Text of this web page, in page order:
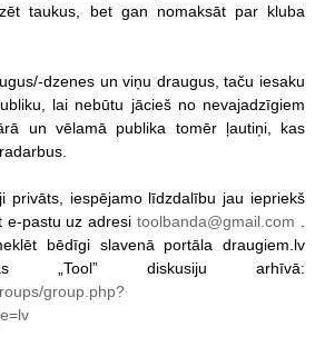
taukus, bet gan nomaksāt par kluba
dzenes un viņu draugus, taču iesaku
lai nebūtu jācieš no nevajadzīgiem
un vēlamā publika tomēr ļautiņi, kas
privāts, iespējamo līdzdalību jau iepriekš
e-pastu uz adresitoolbanda@gmail.com
bēdīgi slavenā portāla draugiem.lv
„Tool” diskusiju arhīvā:
group.php?